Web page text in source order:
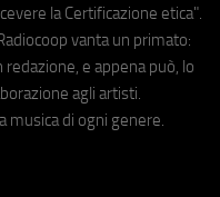
la Certificazione etica".
vanta un primato:
e appena può, lo
agli artisti.
musica di ogni genere.